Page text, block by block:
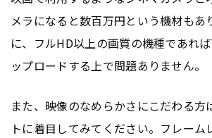
メラになると数百万円という機材もあ
に、フルHD以上の画質の機種であれ
ップロードする上で問題ありません。
また、映像のなめらかさにこだわる方
トに着目してみてください。フレーム